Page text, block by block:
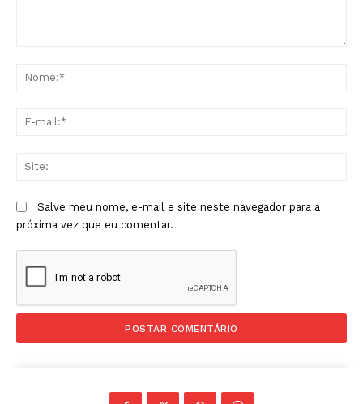
Salve meu nome, e-mail e site neste navegador para a
próxima vez que eu comentar.